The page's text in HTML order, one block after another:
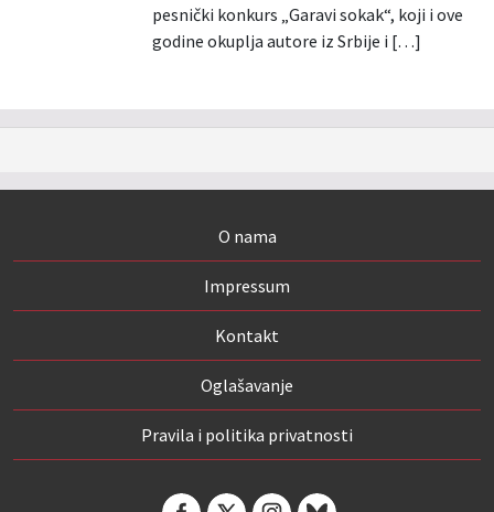
pesnički konkurs „Garavi sokak“, koji i ove
godine okuplja autore iz Srbije i […]
O nama
Impressum
Kontakt
Oglašavanje
Pravila i politika privatnosti